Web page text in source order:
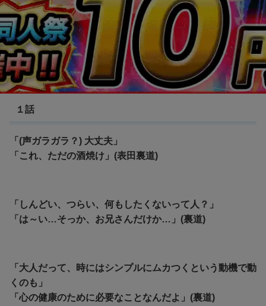
うらみちお兄さん
１話
「(声ガラガラ？) 大丈夫」
「これ、ただの酒焼け」(表田裏道)
「しんどい、つらい、何もしたくないって人？」
「は～い…そっか、お兄さんだけか…」(裏道)
「大人だって、時にはシンプルにムカつくという動機で動
くのも」
「心の健康のために必要なことなんだよ」(裏道)